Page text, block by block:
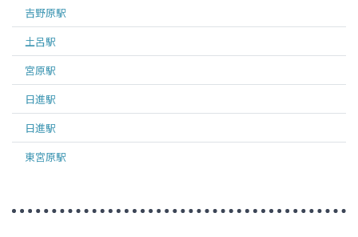
吉野原駅
土呂駅
宮原駅
日進駅
日進駅
東宮原駅